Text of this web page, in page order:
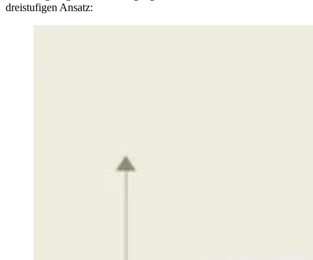
dreistufigen Ansatz: